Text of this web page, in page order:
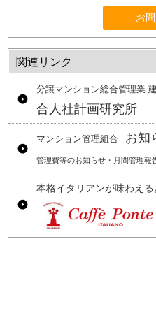
お
関連リンク
分譲マンション総合管理業
合人社計画研究所
マンション管理組合 お知
管理費等のお知らせ・月間管理報
本格イタリアンが味わえ